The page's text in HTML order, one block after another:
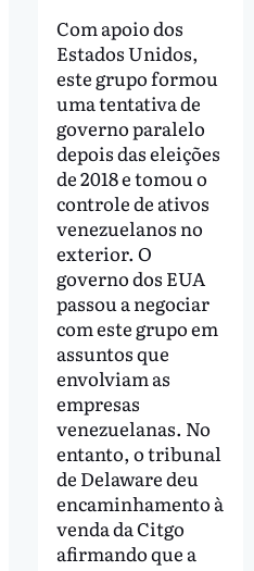
Com apoio dos
Estados Unidos,
este grupo formou
uma tentativa de
governo paralelo
depois das eleições
de 2018 e tomou o
controle de ativos
venezuelanos no
exterior. O
governo dos EUA
passou a negociar
com este grupo em
assuntos que
envolviam as
empresas
venezuelanas. No
entanto, o tribunal
de Delaware deu
encaminhamento à
venda da Citgo
afirmando que a